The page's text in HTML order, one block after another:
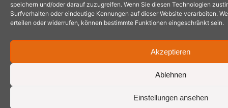
speichern und/oder darauf zuzugreifen. Wenn Sie diesen Technologien
Surfverhalten oder eindeutige Kennungen auf dieser Website verarbeiten.
erteilen oder widerrufen, können bestimmte Funktionen eingeschränkt sein.
Akzeptieren
Ablehnen
Einstellungen ansehen